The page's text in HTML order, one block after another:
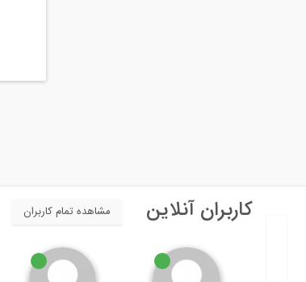
کاربران آنلاین مشاهده تمام کاربران